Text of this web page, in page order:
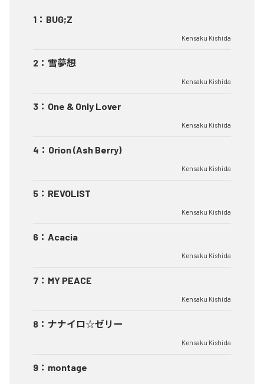
1 ： BUG;Z
Kensaku Kishida
2 ： 雪夢想
Kensaku Kishida
3 ： One & Only Lover
Kensaku Kishida
4 ： Orion (Ash Berry)
Kensaku Kishida
5 ： REVOLIST
Kensaku Kishida
6 ： Acacia
Kensaku Kishida
7 ： MY PEACE
Kensaku Kishida
8 ： ナナイロ☆ゼリー
Kensaku Kishida
9 ： montage